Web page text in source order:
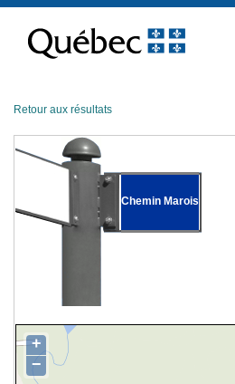
contenu
Retour aux résultats
Chemin Marois
+
−